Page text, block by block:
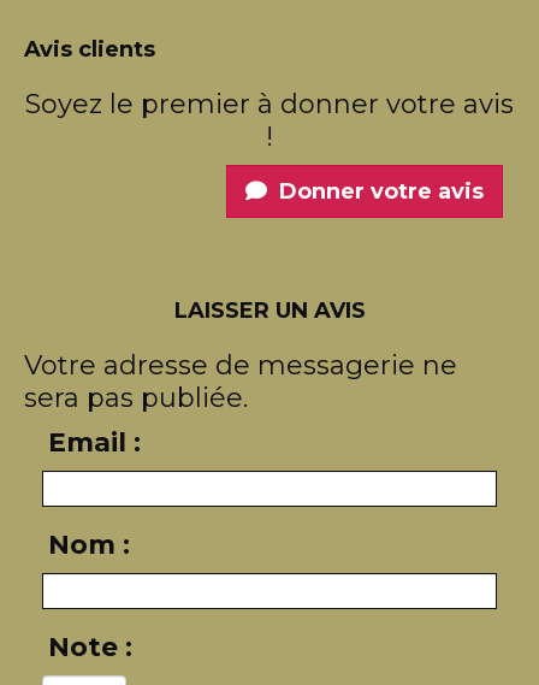
Avis clients
Soyez le premier à donner votre avis
!
Donner votre avis
LAISSER UN AVIS
Votre adresse de messagerie ne
sera pas publiée.
Email :
Nom :
Note :